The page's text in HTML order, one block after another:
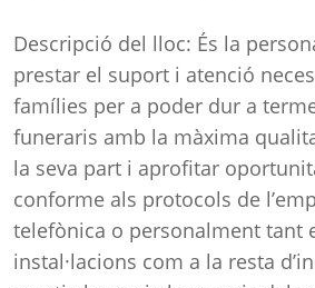
Descripció del lloc: És la
prestar el suport i atenció
famílies per a poder dur a
funeraris amb la màxima
la seva part i aprofitar
conforme als protocols de
telefònica o personalment tant
instal·lacions com a la resta